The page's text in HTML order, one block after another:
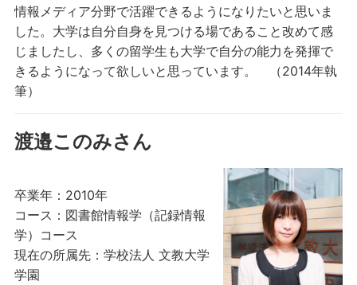
情報メディア分野で活躍できるようになりたいと思いま
した。大学は自分自身を見つける場であること改めて感
じましたし、多くの留学生も大学で自分の能力を発揮で
きるようになって欲しいと思っています。 （2014年執
筆）
渡邉このみさん
卒業年：2010年
コース：図書館情報学（記録情報
学）コース
現在の所属先：学校法人 文教大学
学園